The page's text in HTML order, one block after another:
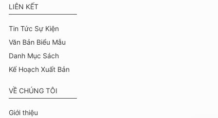
LIÊN KẾT
Tin Tức Sự Kiện
Văn Bản Biểu Mẫu
Danh Mục Sách
Kế Hoạch Xuất Bản
VỀ CHÚNG TÔI
Giới thiệu